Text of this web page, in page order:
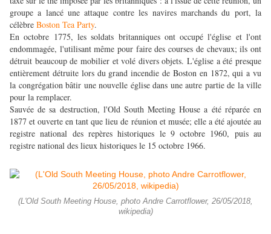
groupe a lancé une attaque contre les navires marchands du port, la
célèbre Boston Tea Party.
En octobre 1775, les soldats britanniques ont occupé l'église et l'ont
endommagée, l'utilisant même pour faire des courses de chevaux; ils ont
détruit beaucoup de mobilier et volé divers objets. L'église a été presque
entièrement détruite lors du grand incendie de Boston en 1872, qui a vu
la congrégation bâtir une nouvelle église dans une autre partie de la ville
pour la remplacer.
Sauvée de sa destruction, l'Old South Meeting House a été réparée en
1877 et ouverte en tant que lieu de réunion et musée; elle a été ajoutée au
registre national des repères historiques le 9 octobre 1960, puis au
registre national des lieux historiques le 15 octobre 1966.
(L'Old South Meeting House, photo Andre Carrotflower, 26/05/2018,
wikipedia)